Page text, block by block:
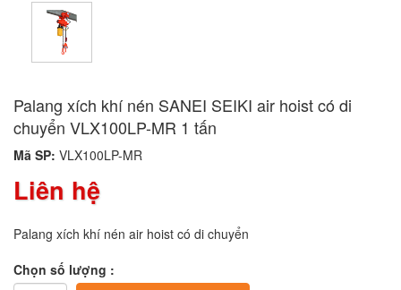
Palang xích khí nén SANEI SEIKI air hoist có di
chuyển VLX100LP-MR 1 tấn
Mã SP: VLX100LP-MR
Liên hệ
Palang xích khí nén air hoist có di chuyển
Chọn số lượng :